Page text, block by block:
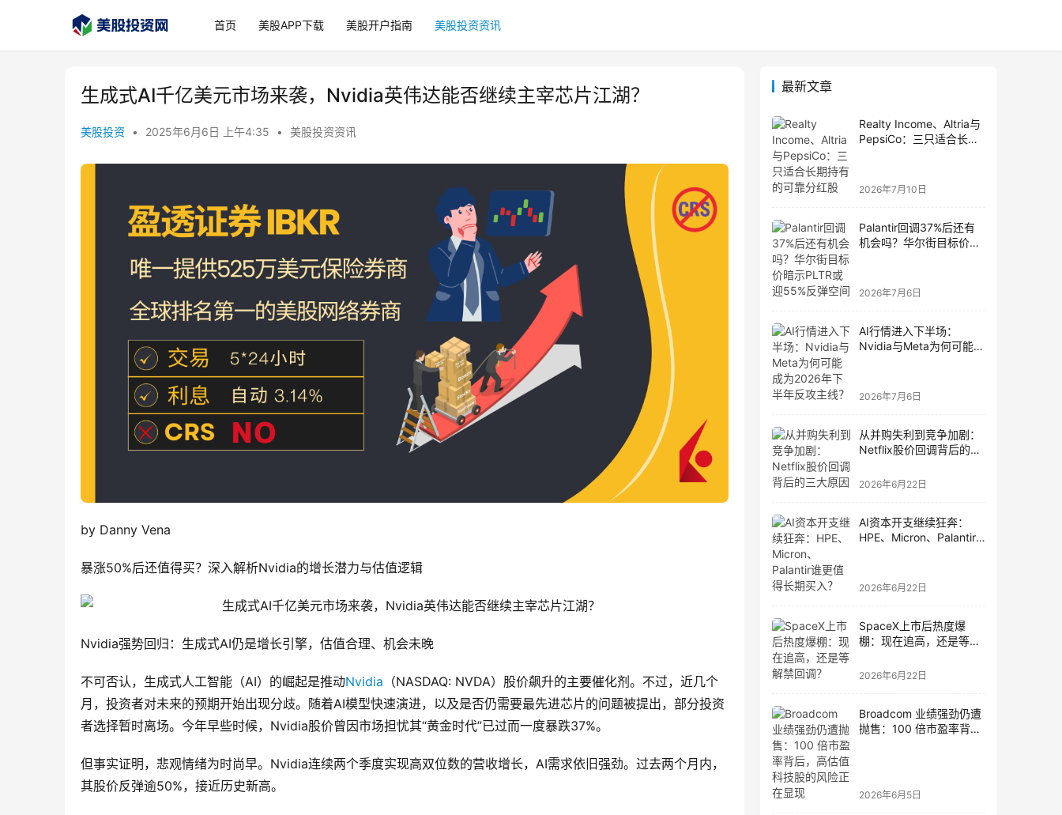
首页 美股APP下载 美股开户指南 美股投资资讯
生成式AI千亿美元市场来袭，Nvidia英伟达能否继续主宰芯片江湖？
美股投资 • 2025年6月6日 上午4:35 • 美股投资资讯
by Danny Vena
暴涨50%后还值得买？深入解析Nvidia的增长潜力与估值逻辑
Nvidia强势回归：生成式AI仍是增长引擎，估值合理、机会未晚
不可否认，生成式人工智能（AI）的崛起是推动Nvidia （NASDAQ: NVDA）股价飙升的主要催化剂。不过，近几个
月，投资者对未来的预期开始出现分歧。随着AI模型快速演进，以及是否仍需要最先进芯片的问题被提出，部分投资
者选择暂时离场。今年早些时候，Nvidia股价曾因市场担忧其“黄金时代”已过而一度暴跌37%。
但事实证明，悲观情绪为时尚早。Nvidia连续两个季度实现高双位数的营收增长，AI需求依旧强劲。过去两个月内，
其股价反弹逾50%，接近历史新高。
最新文章
Realty Income、Altria与
PepsiCo：三只适合长期
2026年7月10日
Palantir回调37%后还有
机会吗？华尔街目标价暗
2026年7月6日
AI行情进入下半场：
Nvidia与Meta为何可能成
2026年7月6日
从并购失利到竞争加剧：
Netflix股价回调背后的三
2026年6月22日
AI资本开支继续狂奔：
HPE、Micron、Palantir
2026年6月22日
SpaceX上市后热度爆
棚：现在追高，还是等解
2026年6月22日
Broadcom 业绩强劲仍遭
抛售：100 倍市盈率背
2026年6月5日